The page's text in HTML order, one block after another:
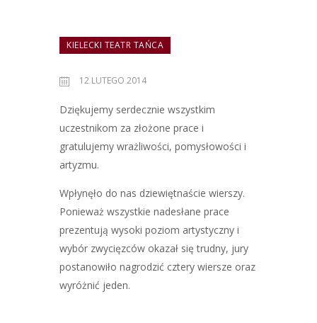
KIELECKI TEATR TAŃCA
12 LUTEGO 2014
Dziękujemy serdecznie wszystkim
uczestnikom za złożone prace i
gratulujemy wrażliwości, pomysłowości i
artyzmu.
Wpłynęło do nas dziewiętnaście wierszy.
Ponieważ wszystkie nadesłane prace
prezentują wysoki poziom artystyczny i
wybór zwycięzców okazał się trudny, jury
postanowiło nagrodzić cztery wiersze oraz
wyróżnić jeden.